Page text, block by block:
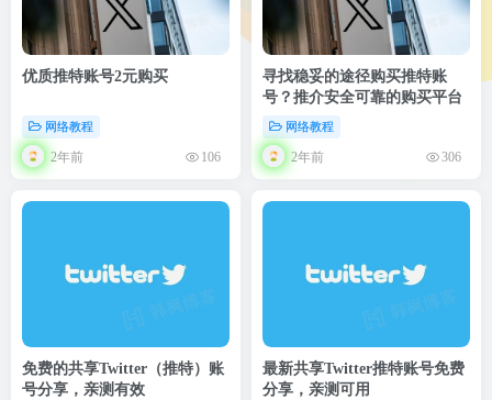
优质推特账号2元购买
网络教程
2年前 106
寻找稳妥的途径购买推特账
号？推介安全可靠的购买平台
网络教程
2年前 306
免费的共享Twitter（推特）账
号分享，亲测有效
最新共享Twitter推特账号免费
分享，亲测可用